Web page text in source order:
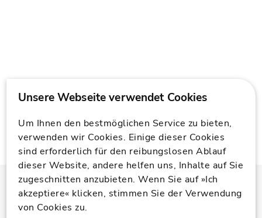
So läuft Ihre Bewerbung ab
Um Ihnen den bestmöglichen Service zu bieten,
verwenden wir Cookies. Einige dieser Cookies
sind erforderlich für den reibungslosen Ablauf
dieser Website, andere helfen uns, Inhalte auf Sie
zugeschnitten anzubieten. Wenn Sie auf »Ich
akzeptiere« klicken, stimmen Sie der Verwendung
von Cookies zu.